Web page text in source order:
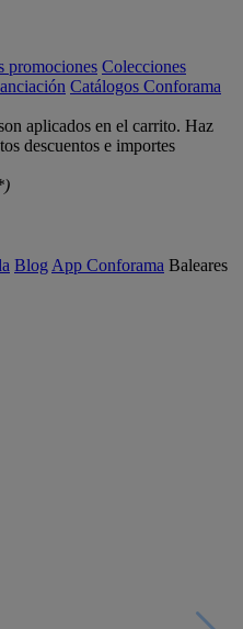
promociones Colecciones
Catálogos Conforama
aplicados en el carrito. Haz
descuentos e importes
Blog App Conforama Baleares